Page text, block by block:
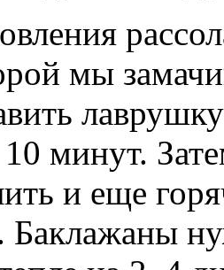
мы
минут.
и еще
Баклажаны